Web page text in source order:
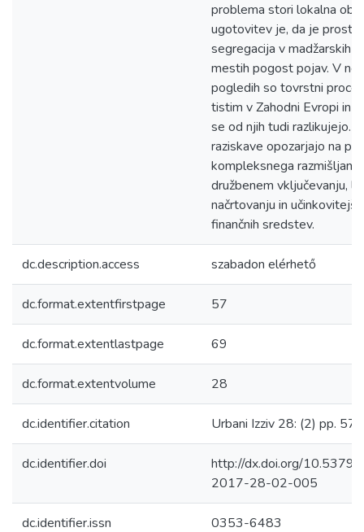
problema stori lokalna
ugotovitev je, da je
segregacija v madžarskih
mestih pogost pojav. V
pogledih so tovrstni
tistim v Zahodni Evropi in
se od njih tudi razlikujejo.
raziskave opozarjajo na
kompleksnega
družbenem vključevanju,
načrtovanju in
finančnih sredstev.
dc.description.access szabadon elérhető
dc.format.extentfirstpage 57
dc.format.extentlastpage 69
dc.format.extentvolume 28
dc.identifier.citation Urbani Izziv 28: (2) pp.
dc.identifier.doi
http://dx.doi.org/10.5379/
2017-28-02-005
dc.identifier.issn 0353-6483